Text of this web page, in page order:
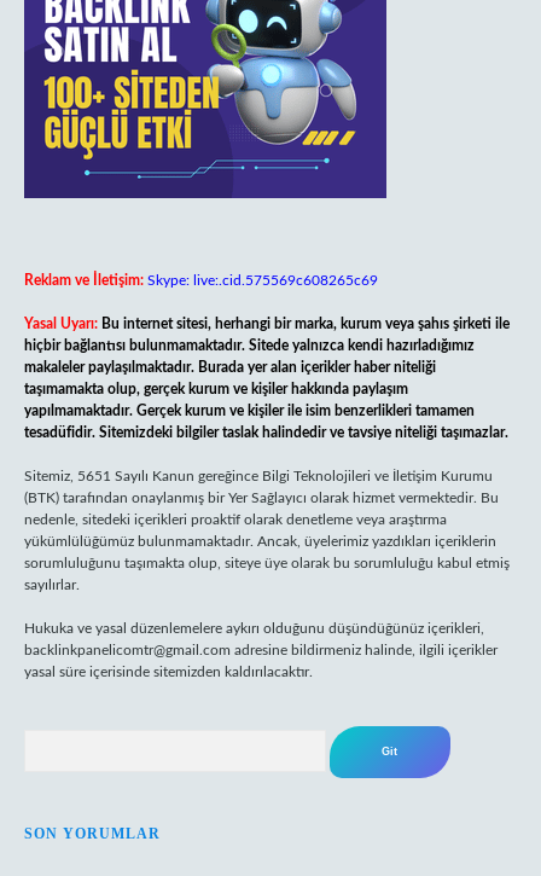
Reklam ve İletişim: Skype: live:.cid.575569c608265c69
Yasal Uyarı: Bu internet sitesi, herhangi bir marka, kurum veya şahıs şirketi ile
hiçbir bağlantısı bulunmamaktadır. Sitede yalnızca kendi hazırladığımız
makaleler paylaşılmaktadır. Burada yer alan içerikler haber niteliği
taşımamakta olup, gerçek kurum ve kişiler hakkında paylaşım
yapılmamaktadır. Gerçek kurum ve kişiler ile isim benzerlikleri tamamen
tesadüfidir. Sitemizdeki bilgiler taslak halindedir ve tavsiye niteliği taşımazlar.
Sitemiz, 5651 Sayılı Kanun gereğince Bilgi Teknolojileri ve İletişim Kurumu
(BTK) tarafından onaylanmış bir Yer Sağlayıcı olarak hizmet vermektedir. Bu
nedenle, sitedeki içerikleri proaktif olarak denetleme veya araştırma
yükümlülüğümüz bulunmamaktadır. Ancak, üyelerimiz yazdıkları içeriklerin
sorumluluğunu taşımakta olup, siteye üye olarak bu sorumluluğu kabul etmiş
sayılırlar.
Hukuka ve yasal düzenlemelere aykırı olduğunu düşündüğünüz içerikleri,
backlinkpanelicomtr@gmail.com adresine bildirmeniz halinde, ilgili içerikler
yasal süre içerisinde sitemizden kaldırılacaktır.
SON YORUMLAR